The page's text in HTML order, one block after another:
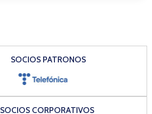
SOCIOS PATRONOS
SOCIOS CORPORATIVOS